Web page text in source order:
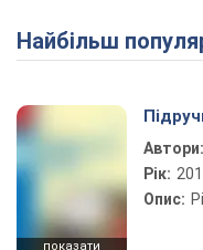
Найбільш
показати
Автори:
Рік:
Опис: